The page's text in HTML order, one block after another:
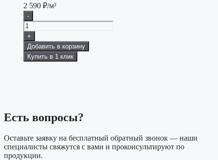
2 590 ₽/м²
-
+
Добавить в корзину
Купить в 1 клик
Есть вопросы?
Оставьте заявку на бесплатный обратный звонок — наши
специалисты свяжутся с вами и проконсультируют по
продукции.